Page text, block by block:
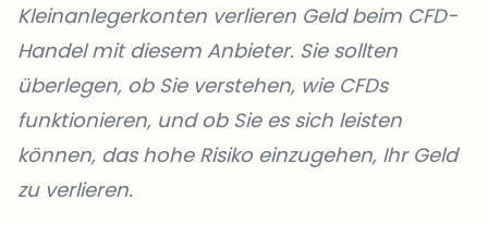
Kleinanlegerkonten verlieren Geld beim CFD-
Handel mit diesem Anbieter. Sie sollten
überlegen, ob Sie verstehen, wie CFDs
funktionieren, und ob Sie es sich leisten
können, das hohe Risiko einzugehen, Ihr Geld
zu verlieren.